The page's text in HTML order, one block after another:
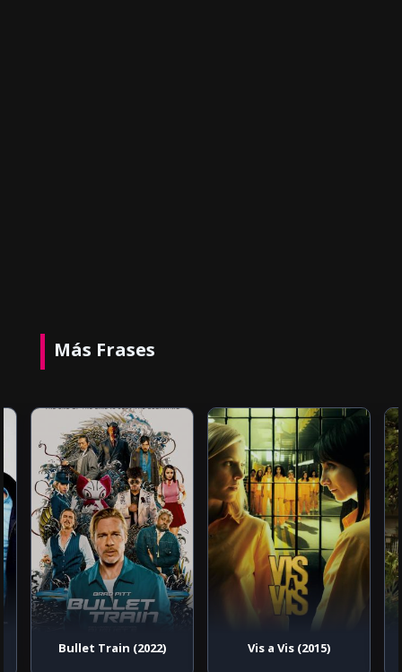
Más Frases
Bullet Train (2022) Vis a Vis (2015)